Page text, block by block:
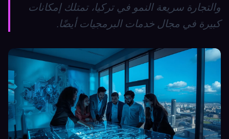
والتجارة سريعة النمو في تركيا، تمتلك إمكانات
كبيرة في مجال خدمات البرمجيات أيضًا.